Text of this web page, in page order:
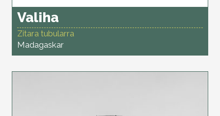
Valiha
Zitara tubularra
Madagaskar